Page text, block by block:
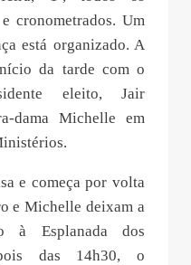
cronometrados. Um
está organizado. A
da tarde com o
eleito, Jair
dama Michelle em
e começa por volta
e Michelle deixam a
à Esplanada dos
das 14h30, o